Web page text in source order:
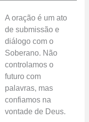
A oração é um ato
de submissão e
diálogo com o
Soberano. Não
controlamos o
futuro com
palavras, mas
confiamos na
vontade de Deus.